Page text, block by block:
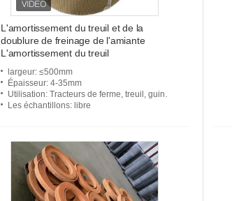
L'amortissement du treuil et de la
doublure de freinage de l'amiante
L'amortissement du treuil
largeur: ≤500mm
Épaisseur: 4-35mm
Utilisation: Tracteurs de ferme, treuil, guindeau, Sugar Mill, ascenseur, grue, mélangeur, groupe électrogène, ma
Les échantillons: libre